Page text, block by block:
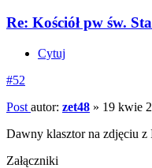
Re: Kościół pw św.
Cytuj
#52
Post autor: zet48 » 19 kwie
Dawny klasztor na zdjęciu
Załączniki